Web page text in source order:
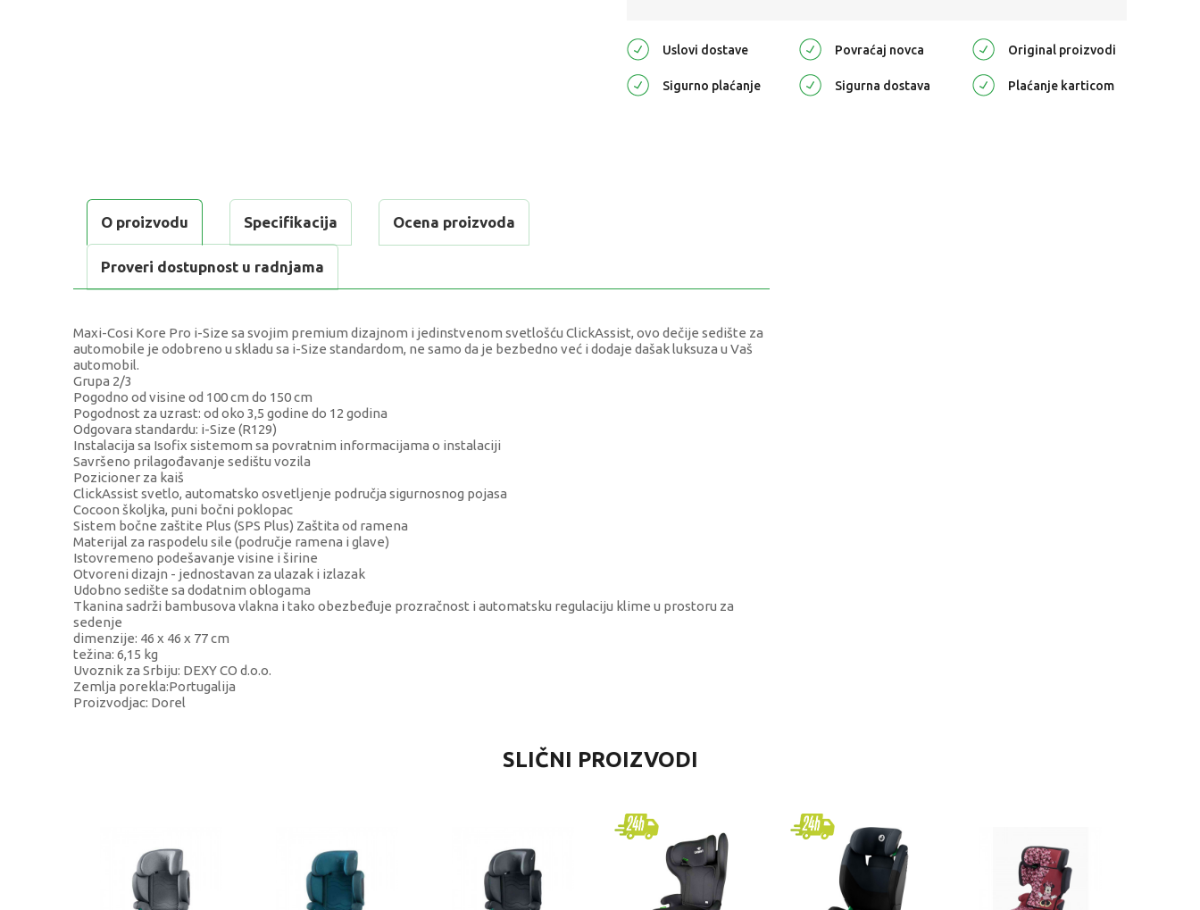
Uslovi dostave Povraćaj novca Original proizvodi
Sigurno plaćanje Sigurna dostava Plaćanje karticom
O proizvodu Specifikacija Ocena proizvoda
Proveri dostupnost u radnjama
Maxi-Cosi Kore Pro i-Size sa svojim premium dizajnom i jedinstvenom svetlošću ClickAssist, ovo dečije sedište za
automobile je odobreno u skladu sa i-Size standardom, ne samo da je bezbedno već i dodaje dašak luksuza u Vaš
automobil.
Grupa 2/3
Pogodno od visine od 100 cm do 150 cm
Pogodnost za uzrast: od oko 3,5 godine do 12 godina
Odgovara standardu: i-Size (R129)
Instalacija sa Isofix sistemom sa povratnim informacijama o instalaciji
Savršeno prilagođavanje sedištu vozila
Pozicioner za kaiš
ClickAssist svetlo, automatsko osvetljenje područja sigurnosnog pojasa
Cocoon školjka, puni bočni poklopac
Sistem bočne zaštite Plus (SPS Plus) Zaštita od ramena
Materijal za raspodelu sile (područje ramena i glave)
Istovremeno podešavanje visine i širine
Otvoreni dizajn - jednostavan za ulazak i izlazak
Udobno sedište sa dodatnim oblogama
Tkanina sadrži bambusova vlakna i tako obezbeđuje prozračnost i automatsku regulaciju klime u prostoru za
sedenje
dimenzije: 46 x 46 x 77 cm
težina: 6,15 kg
Uvoznik za Srbiju: DEXY CO d.o.o.
Zemlja porekla:Portugalija
Proizvodjac: Dorel
Sedišta 100-150cm
Uzrast 3+ godina
Kategorija SEDISTA 100-150CM
SLIČNI PROIZVODI